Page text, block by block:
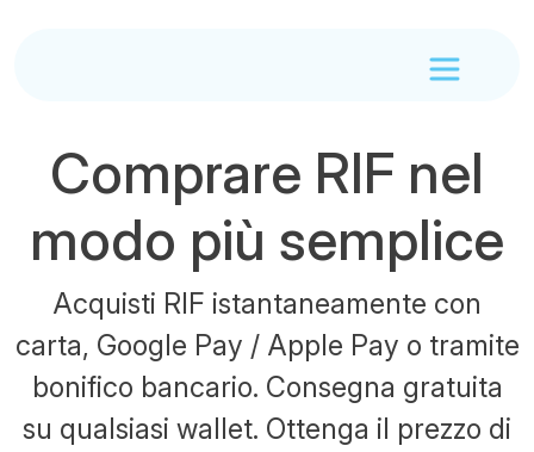
Comprare RIF nel
modo più semplice
Acquisti RIF istantaneamente con
carta, Google Pay / Apple Pay o tramite
bonifico bancario. Consegna gratuita
su qualsiasi wallet. Ottenga il prezzo di